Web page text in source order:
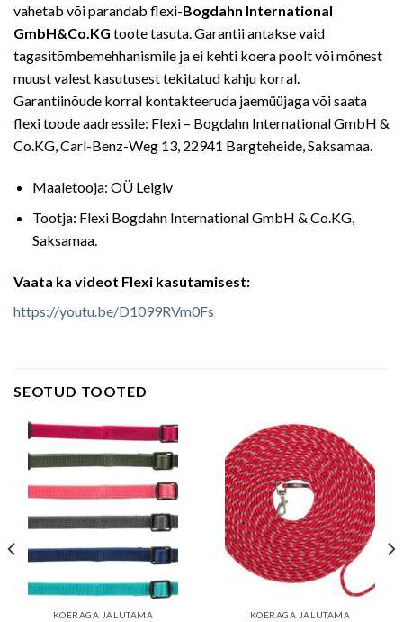
vahetab või parandab flexi-Bogdahn International
GmbH&Co.KG toote tasuta. Garantii antakse vaid
tagasitõmbemehhanismile ja ei kehti koera poolt või mõnest
muust valest kasutusest tekitatud kahju korral.
Garantiinõude korral kontakteeruda jaemüüjaga või saata
flexi toode aadressile: Flexi – Bogdahn International GmbH &
Co.KG, Carl-Benz-Weg 13, 22941 Bargteheide, Saksamaa.
Maaletooja: OÜ Leigiv
Tootja: Flexi Bogdahn International GmbH & Co.KG,
Saksamaa.
Vaata ka videot Flexi kasutamisest:
https://youtu.be/D1099RVm0Fs
SEOTUD TOOTED
KOERAGA JALUTAMA KOERAGA JALUTAMA